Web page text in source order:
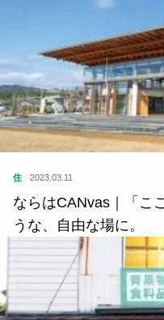
住 2023.03.11
ならはCANvas｜「こ
うな、自由な場に。